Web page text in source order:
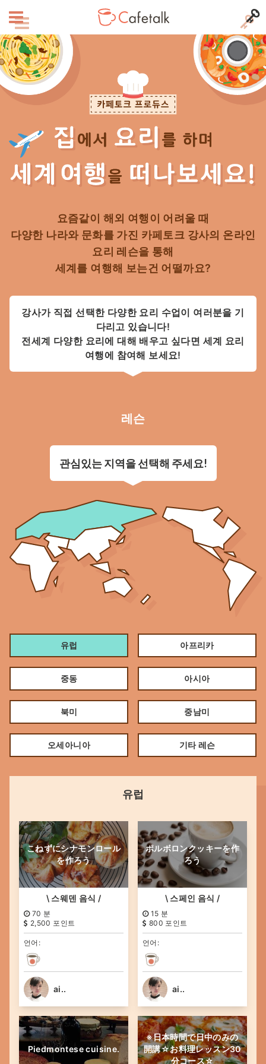
요즘같이 해외 여행이 어려울 때
다양한 나라와 문화를 가진 카페토크 강사의 온라인
요리 레슨을 통해
세계를 여행해 보는건 어떨까요?
강사가 직접 선택한 다양한 요리 수업이 여러분을 기
다리고 있습니다!
전세계 다양한 요리에 대해 배우고 싶다면 세계 요리
여행에 참여해 보세요!
레슨
관심있는 지역을 선택해 주세요!
유럽 아프리카
중동 아시아
북미 중남미
오세아니아 기타 레슨
유럽
こねずにシナモンロール
を作ろう
\ 스웨덴 음식 /
70 분
2,500 포인트
언어:
ai..
ポルボロンクッキーを作
ろう
\ 스페인 음식 /
15 분
800 포인트
언어:
ai..
Piedmontese cuisine.
※日本時間で日中のみの
開講☆お料理レッスン30
分コース☆